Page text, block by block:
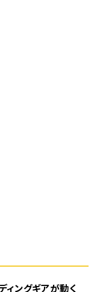
ィングギアが動く